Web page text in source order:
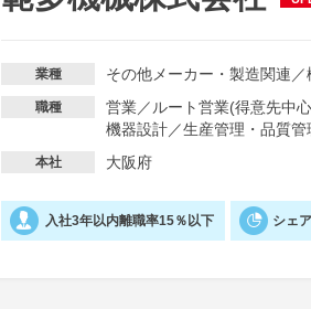
業種 その他メーカー・製造関連 ／
職種 営業／ ルート営業(得意先中
機器設計／生産管理・品質管
本社 大阪府
入社3年以内離職率15％以下 シェ